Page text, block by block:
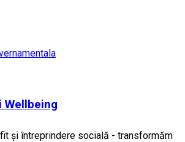
Wellbeing
și întreprindere socială - transformăm